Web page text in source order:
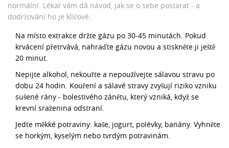
normální. Lékař vám dá návod, jak se o sebe postarat - a
dodržování ho je klíčové.
Na místo extrakce držte gázu po 30-45 minutách. Pokud
krvácení přetrvává, nahraďte gázu novou a stiskněte ji ještě
20 minut.
Nepijte alkohol, nekouřte a nepoužívejte sálavou stravu po
dobu 24 hodin. Kouření a sálavé stravy zvyšují riziko vzniku
sušené rány - bolestivého zánětu, který vzniká, když se
krevní sraženina odstraní.
Jedte měkké potraviny: kaše, jogurt, polévky, banány. Vyhněte
se horkým, kyselým nebo tvrdým potravinám.